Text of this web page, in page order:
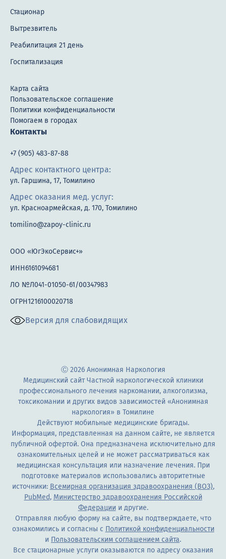
Карта сайта
Пользовательское соглашение
Политики конфиденциальности
Помогаем в городах
Контакты
+7 (905) 483-87-88
Адрес контактного центра:
ул. Гаршина, 17, Томилино
Адрес оказания мед. услуг:
ул. Красноармейская, д. 170, Томилино
tomilino@zapoy-clinic.ru
ООО «ЮгЭкоСервис+»
ИНН6161094681
ЛО №Л041-01050-61/00347983
ОГРН1216100020718
Версия для слабовидящих
Стационар
Вытрезвитель
Реабилитация 21 день
Госпитализация
Ⓒ 2026 Анонимная Наркология
Медицинский сайт Частной наркологической клиники
профессионального лечения наркомании, алкоголизма,
токсикомании и других видов зависимостей «Анонимная
наркология» в Томилине
Действуют мобильные медицинские бригады.
Информация, представленная на данном сайте, не является
публичной офертой. Она предназначена исключительно для
ознакомительных целей и не может рассматриваться как
медицинская консультация или назначение лечения. При
подготовке материалов использовались авторитетные
источники: Всемирная организация здравоохранения (ВОЗ),
PubMed, Министерство здравоохранения Российской
Федерации и другие.
Отправляя любую форму на сайте, вы подтверждаете, что
ознакомились и согласны с Политикой конфиденциальности
и Пользовательским соглашением сайта.
Все стационарные услуги оказываются по адресу оказания